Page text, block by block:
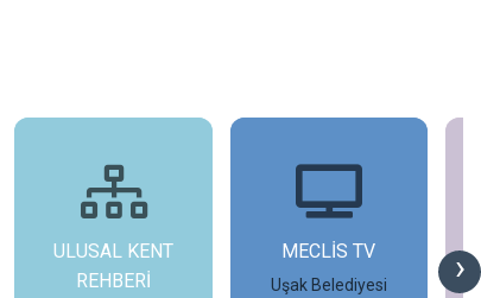
›
ULUSAL KENT
REHBERİ
MECLİS TV
Uşak Belediyesi